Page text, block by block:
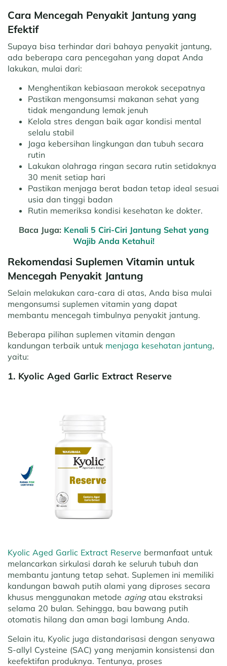
Cara Mencegah Penyakit Jantung yang
Efektif
Supaya bisa terhindar dari bahaya penyakit jantung,
ada beberapa cara pencegahan yang dapat Anda
lakukan, mulai dari:
Menghentikan kebiasaan merokok secepatnya
Pastikan mengonsumsi makanan sehat yang
tidak mengandung lemak jenuh
Kelola stres dengan baik agar kondisi mental
selalu stabil
Jaga kebersihan lingkungan dan tubuh secara
rutin
Lakukan olahraga ringan secara rutin setidaknya
30 menit setiap hari
Pastikan menjaga berat badan tetap ideal sesuai
usia dan tinggi badan
Rutin memeriksa kondisi kesehatan ke dokter.
Baca Juga: Kenali 5 Ciri-Ciri Jantung Sehat yang
Wajib Anda Ketahui!
Rekomendasi Suplemen Vitamin untuk
Mencegah Penyakit Jantung
Selain melakukan cara-cara di atas, Anda bisa mulai
mengonsumsi suplemen vitamin yang dapat
membantu mencegah timbulnya penyakit jantung.
Beberapa pilihan suplemen vitamin dengan
kandungan terbaik untuk menjaga kesehatan jantung,
yaitu:
1. Kyolic Aged Garlic Extract Reserve
Kyolic Aged Garlic Extract Reserve bermanfaat untuk
melancarkan sirkulasi darah ke seluruh tubuh dan
membantu jantung tetap sehat. Suplemen ini memiliki
kandungan bawah putih alami yang diproses secara
khusus menggunakan metode aging atau ekstraksi
selama 20 bulan. Sehingga, bau bawang putih
otomatis hilang dan aman bagi lambung Anda.
Selain itu, Kyolic juga distandarisasi dengan senyawa
S-allyl Cysteine (SAC) yang menjamin konsistensi dan
keefektifan produknya. Tentunya, proses